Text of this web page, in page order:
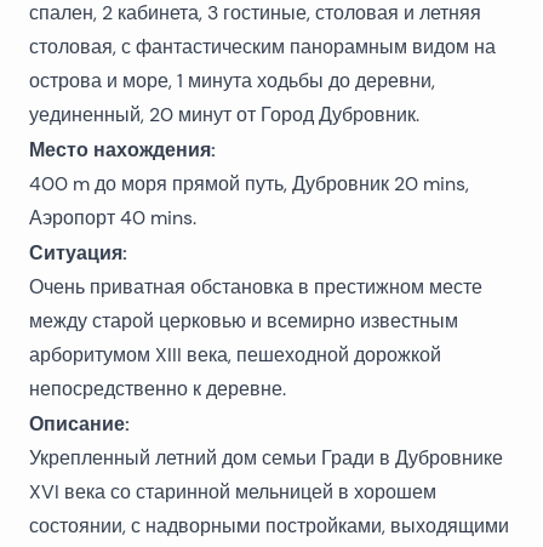
спален, 2 кабинета, 3 гостиные, столовая и летняя
столовая, с фантастическим панорамным видом на
острова и море, 1 минута ходьбы до деревни,
уединенный, 20 минут от Город Дубровник.
Место нахождения:
400 m до моря прямой путь, Дубровник 20 mins,
Аэропорт 40 mins.
Ситуация:
Очень приватная обстановка в престижном месте
между старой церковью и всемирно известным
арборитумом XIII века, пешеходной дорожкой
непосредственно к деревне.
Описание:
Укрепленный летний дом семьи Гради в Дубровнике
XVI века со старинной мельницей в хорошем
состоянии, с надворными постройками, выходящими